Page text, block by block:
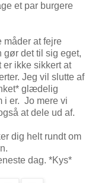
et par burgere
måder at fejre
gør det til sig eget,
er ikke sikkert at
Jeg vil slutte af
glædelig
i er. Jo mere vi
at dele ud af.
dig helt rundt om
dag. *Kys*